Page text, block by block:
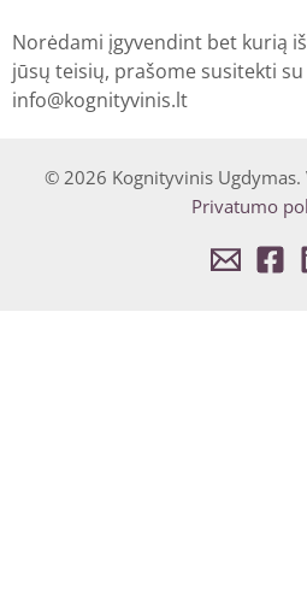
Norėdami įgyvendint bet kurią
jūsų teisių, prašome susitekti
info@kognityvinis.lt
© 2026 Kognityvinis Ugdymas.
Privatumo